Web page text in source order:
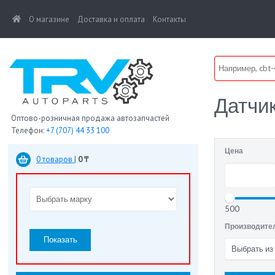
(current)
О магазине Доставка и оплата Контакты
Оптово-розничная продажа автозапчастей
Телефон:+7 (707) 44 33 100
0 товаров | 0 ₸
Показать
Цена
500
Выбрать из